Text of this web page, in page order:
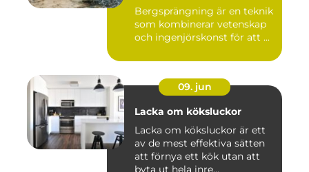
Bergsprängning är en teknik
som kombinerar vetenskap
och ingenjörskonst för att ...
09. jun
Lacka om köksluckor
Lacka om köksluckor är ett
av de mest effektiva sätten
att förnya ett kök utan att
byta ut hela inre...